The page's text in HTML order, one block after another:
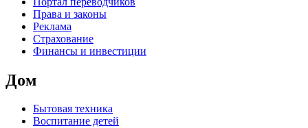
Права и законы
Реклама
Страхование
Финансы и инвестиции
Дом
Бытовая техника
Воспитание детей